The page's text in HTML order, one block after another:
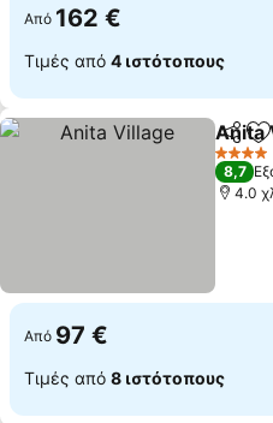
Από 162 €
Τιμές από 4 ιστότοπους
Anita
4
8,7
4.0
Από 97 €
Τιμές από 8 ιστότοπους